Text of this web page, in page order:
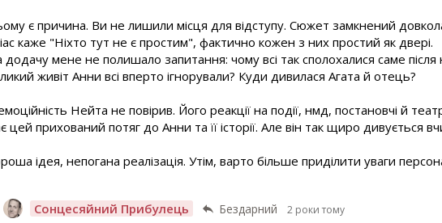
є причина. Ви не лишили місця для відступу. Сюжет замкнений
каже "Ніхто тут не є простим", фактично кожен з них простий як двері.
додачу мене не полишало запитання: чому всі так сполохалися саме після
живіт Анни всі вперто ігнорували? Куди дивилася Агата й отець?
Нейта не повірив. Його реакції на події, нмд, постановчі й
цей прихований потяг до Анни та її історії. Але він так щиро
ідея, непогана реалізація. Утім, варто більше приділити уваги
Сонцесяйний Прибулець Бездарний 2 роки тому